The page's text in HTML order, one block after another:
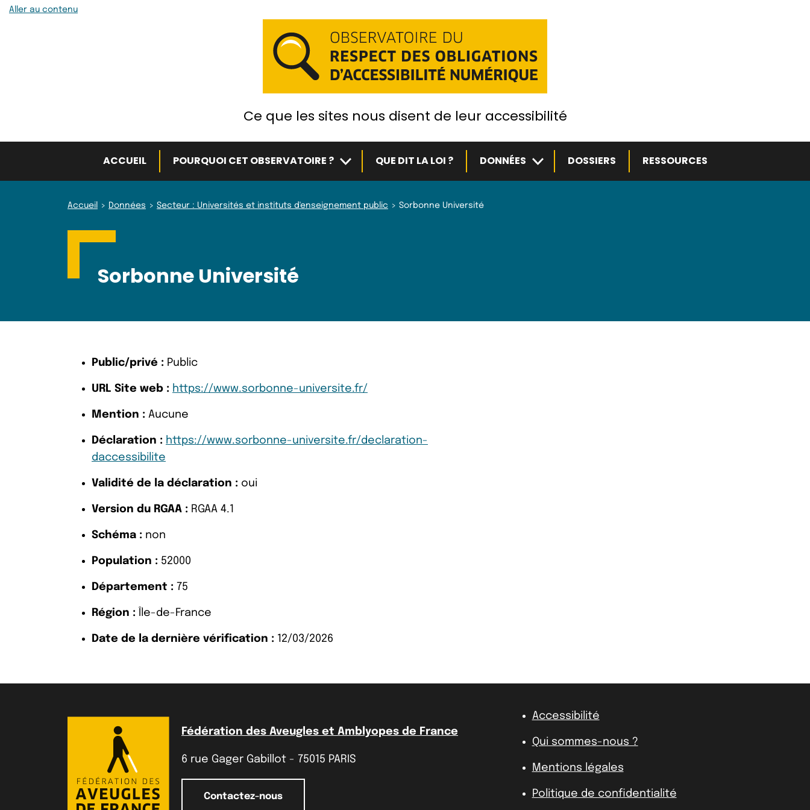
Aller au contenu
Ce que les sites nous disent de leur accessibilité
ACCUEIL POURQUOI CET OBSERVATOIRE ? Sous-menuQUE DIT LA LOI ? DONNÉES Sous-menuDOSSIERS RESSOURCES
Accueil Données Secteur : Universités et instituts d'enseignement public Sorbonne Université
Sorbonne Université
Public/privé : Public
URL Site web : https://www.sorbonne-universite.fr/
Mention : Aucune
Déclaration : https://www.sorbonne-universite.fr/declaration-
daccessibilite
Validité de la déclaration : oui
Version du RGAA : RGAA 4.1
Schéma : non
Population : 52000
Département : 75
Région : Île-de-France
Date de la dernière vérification : 12/03/2026
Fédération des Aveugles et Amblyopes de France
6 rue Gager Gabillot - 75015 PARIS
Contactez-nous
Accessibilité
Qui sommes-nous ?
Mentions légales
Politique de confidentialité